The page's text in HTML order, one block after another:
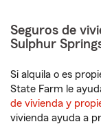
Seguros de
Sulphur
Si alquila o es
State Farm le
de vivienda y
vivienda ayuda a